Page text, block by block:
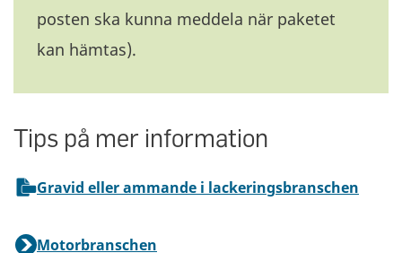
posten ska kunna meddela när paketet
kan hämtas).
Tips på mer information
Gravid eller ammande i lackeringsbranschen
Motorbranschen